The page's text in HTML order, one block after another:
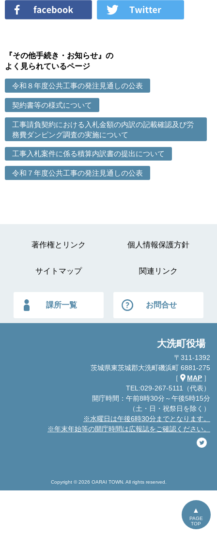
『その他手続き・お知らせ』の
よく見られているページ
令和８年度公共工事の発注見通しの公表
契約書等の様式について
工事請負契約における入札金額の内訳の記載確認及び労
務費ダンピング調査の実施について
工事入札案件に係る積算内訳書の提出について
令和７年度公共工事の発注見通しの公表
PAGE
TOP
著作権とリンク 個人情報保護方針
サイトマップ 関連リンク
課所一覧 お問合せ
大洗町役場
〒311-1392
茨城県東茨城郡大洗町磯浜町 6881-275
［
MAP ］
TEL:029-267-5111（代表）
開庁時間：午前8時30分～午後5時15分
（土・日・祝祭日を除く）
※水曜日は午後6時30分までとなります。
※年末年始等の開庁時間は広報誌をご確認ください。
Copyright © 2026 OARAI TOWN. All rights reserved.